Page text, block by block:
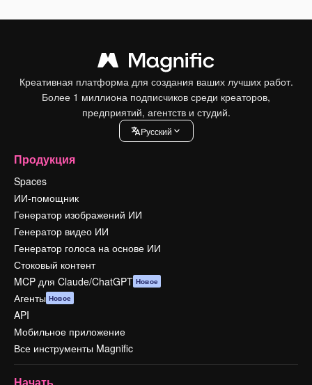
Креативная платформа для создания ваших лучших работ.
Более 1 миллиона подписчиков среди креаторов,
предприятий, агентств и студий.
Pусский
Продукция
Spaces
ИИ-помощник
Генератор изображений ИИ
Генератор видео ИИ
Генератор голоса на основе ИИ
Стоковый контент
MCP для Claude/ChatGPT Новое
Агенты Новое
API
Мобильное приложение
Все инструменты Magnific